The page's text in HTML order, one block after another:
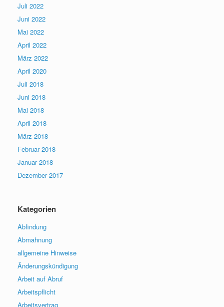
Juli 2022
Juni 2022
Mai 2022
April 2022
März 2022
April 2020
Juli 2018
Juni 2018
Mai 2018
April 2018
März 2018
Februar 2018
Januar 2018
Dezember 2017
Kategorien
Abfindung
Abmahnung
allgemeine Hinweise
Änderungskündigung
Arbeit auf Abruf
Arbeitspflicht
Arbeitsvertrag